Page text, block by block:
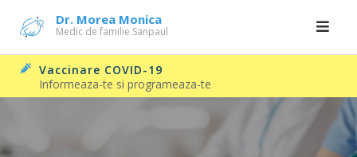
content
Dr. Morea Monica
Medic de familie Sanpaul
Vaccinare COVID-19
Informeaza-te si programeaza-te